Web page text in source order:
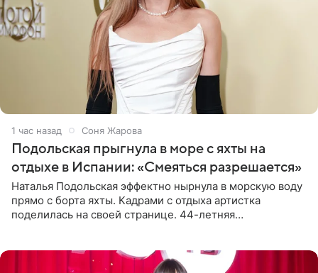
1 час назад Соня Жарова
Подольская прыгнула в море с яхты на
отдыхе в Испании: «Смеяться разрешается»
Наталья Подольская эффектно нырнула в морскую воду
прямо с борта яхты. Кадрами с отдыха артистка
поделилась на своей странице. 44-летняя